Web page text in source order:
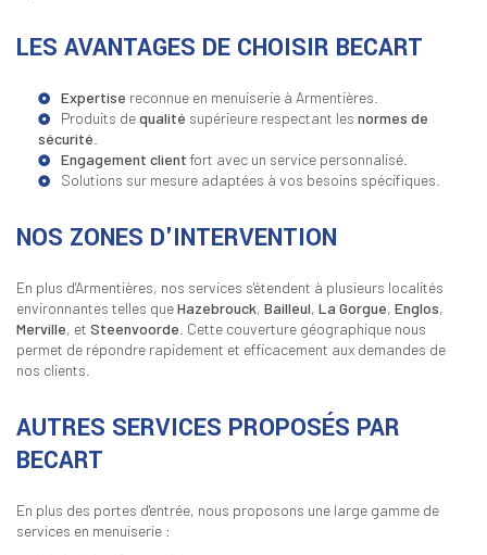
LES AVANTAGES DE CHOISIR BECART
Expertise reconnue en menuiserie à Armentières.
Produits dequalité supérieure respectant les normes de
sécurité
Engagement client fort avec un service personnalisé.
Solutions sur mesure adaptées à vos besoins spécifiques.
NOS ZONES D'INTERVENTION
En plus d'Armentières, nos services s'étendent à plusieurs localités
environnantes telles queHazebrouck, Bailleul, La Gorgue, Englos,
Merville, et Steenvoorde . Cette couverture géographique nous
permet de répondre rapidement et efficacement aux demandes de
nos clients.
AUTRES SERVICES PROPOSÉS PAR
BECART
En plus des portes d'entrée, nous proposons une large gamme de
services en menuiserie :